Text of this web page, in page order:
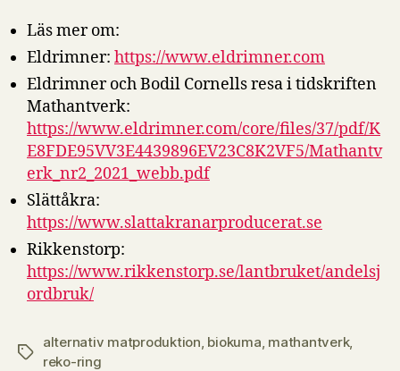
Läs mer om:
Eldrimner: https://www.eldrimner.com
Eldrimner och Bodil Cornells resa i tidskriften
Mathantverk:
https://www.eldrimner.com/core/files/37/pdf/K
E8FDE95VV3E4439896EV23C8K2VF5/Mathantv
erk_nr2_2021_webb.pdf
Slättåkra:
https://www.slattakranarproducerat.se
Rikkenstorp:
https://www.rikkenstorp.se/lantbruket/andelsj
ordbruk/
Etiketter
alternativ matproduktion biokuma mathantverk,
reko-ring